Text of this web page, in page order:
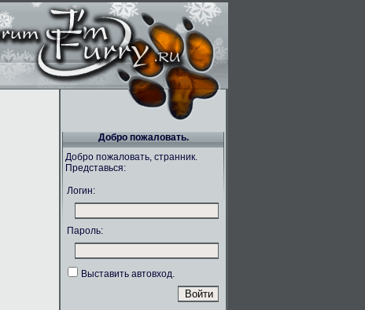
Добро пожаловать.
Добро пожаловать, странник.
Представься:
Логин:
Пароль:
Выставить автовход.